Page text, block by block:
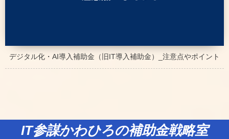
デジタル化・AI導入補助金（旧IT導入補助金）_注意点やポイント
IT参謀かわひろの補助金戦略室